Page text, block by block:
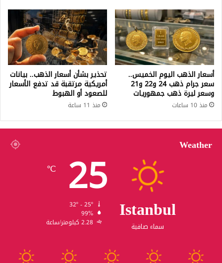
أسعار الذهب اليوم الخميس..
سعر جرام ذهب 24 و22 و21
وسعر ليرة ذهب جمهوريات
منذ 10 ساعات
تحذير بشأن أسعار الذهب.. بيانات
أمريكية مرتقبة قد تدفع الأسعار
للصعود أو الهبوط
منذ 11 ساعة
Weather
Istanbul
سماء صافية
25
℃
99%
2.28 كيلومتر/ساعة